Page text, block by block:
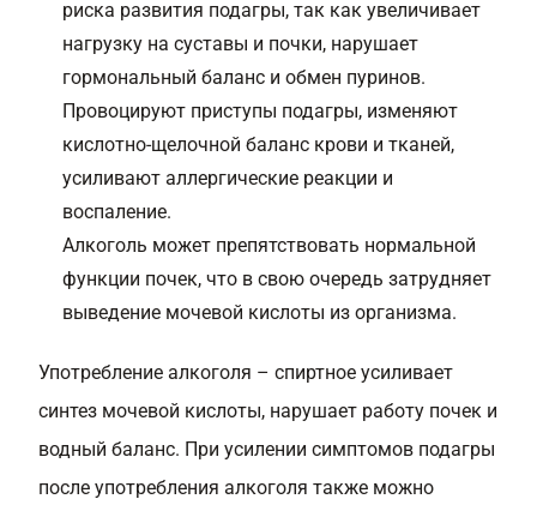
риска развития подагры, так как увеличивает
нагрузку на суставы и почки, нарушает
гормональный баланс и обмен пуринов.
Провоцируют приступы подагры, изменяют
кислотно-щелочной баланс крови и тканей,
усиливают аллергические реакции и
воспаление.
Алкоголь может препятствовать нормальной
функции почек, что в свою очередь затрудняет
выведение мочевой кислоты из организма.
Употребление алкоголя – спиртное усиливает
синтез мочевой кислоты, нарушает работу почек и
водный баланс. При усилении симптомов подагры
после употребления алкоголя также можно